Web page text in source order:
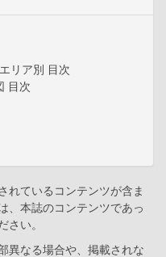
リア別 目次
目次
れているコンテンツが含ま
、本誌のコンテンツであっ
さい。
異なる場合や、掲載されな